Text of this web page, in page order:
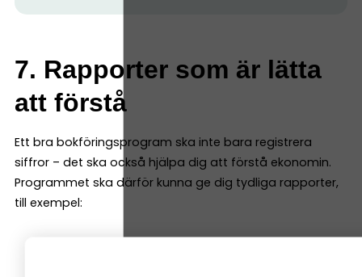
7. Rapporter som är lätta
att förstå
Ett bra bokföringsprogram ska inte bara registrera
siffror – det ska också hjälpa dig att förstå ekonomin.
Programmet ska därför kunna ge dig tydliga rapporter,
till exempel:
resultatrapport